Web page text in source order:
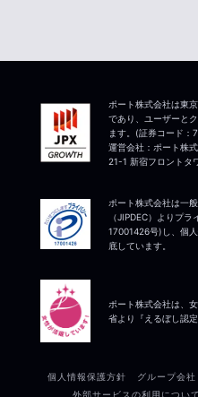
ポート株式会社は一
（JIPDEC）よりプ
17001426号)し、個
底しています。
ポート株式会社は東
であり、ユーザーと
ます。(証券コード：
運営会社：ポート株
21-1 新宿フロントタ
ポート株式会社は、
省より『えるぼし認
個人情報保護方針 グループ会社
外部サービスの利用について